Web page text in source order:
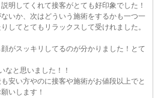
明してくれて接客がとても好印象でした！
いか、次はどういう施術をするかも一つ一
してとてもリラックスして受けれました。
がスッキリしてるのが分かりました！とて
なと思いました！！
安い方やのに接客や施術がお値段以上でと
いします！